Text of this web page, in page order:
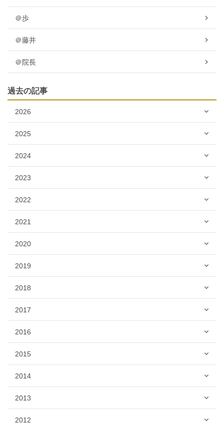
＠歩
＠藤井
＠院長
過去の記事
2026
2025
2024
2023
2022
2021
2020
2019
2018
2017
2016
2015
2014
2013
2012